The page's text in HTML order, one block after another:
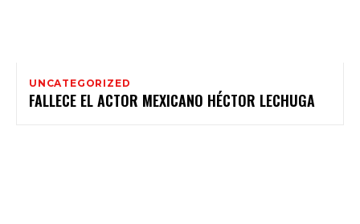
UNCATEGORIZED
FALLECE EL ACTOR MEXICANO HÉCTOR LECHUGA